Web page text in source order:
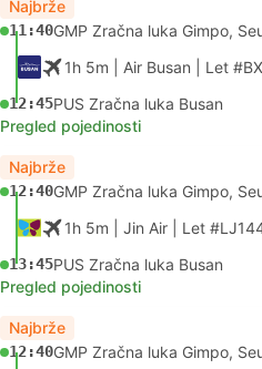
Najbrže
11:40GMP Zračna luka Gimpo,
1h 5m | Air Busan Let
12:45PUS Zračna luka Busan
Pregled pojedinosti
Najbrže
12:40GMP Zračna luka Gimpo,
1h 5m | Jin Air Let
13:45PUS Zračna luka Busan
Pregled pojedinosti
Najbrže
12:40GMP Zračna luka Gimpo,